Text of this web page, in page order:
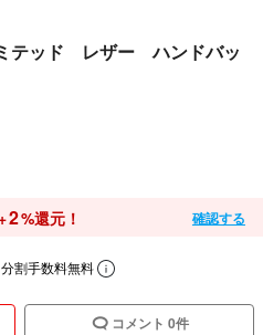
テッド レザー ハンドバッ
2%還元！ 確認する
割手数料無料
コメント 0件